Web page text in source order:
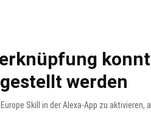
werden
Skill in der Alexa-App zu aktivieren,